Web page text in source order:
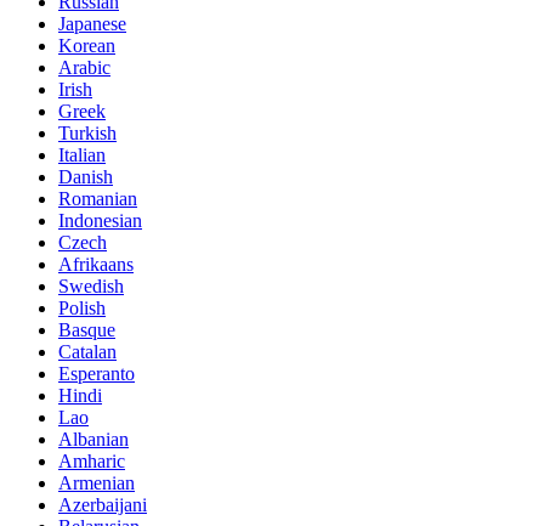
Japanese
Korean
Arabic
Irish
Greek
Turkish
Italian
Danish
Romanian
Indonesian
Czech
Afrikaans
Swedish
Polish
Basque
Catalan
Esperanto
Hindi
Lao
Albanian
Amharic
Armenian
Azerbaijani